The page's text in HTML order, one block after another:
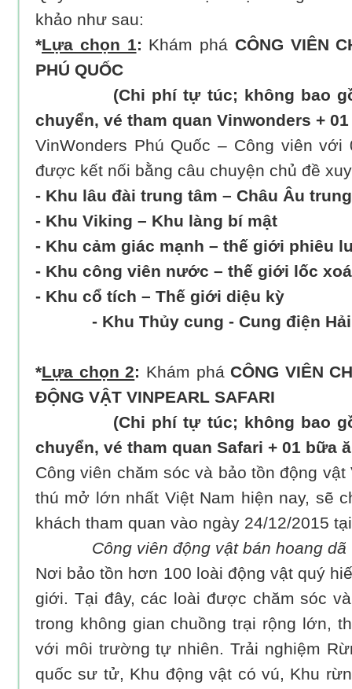
khảo như sau:
*Lựa chọn 1: Khám phá CÔNG VIÊN
PHÚ QUỐC
(Chi phí tự túc; không bao
chuyển, vé tham quan Vinwonders +
VinWonders Phú Quốc – Công viên
được kết nối bằng câu chuyện chủ đề
- Khu lâu đài trung tâm – Châu Âu
- Khu Viking – Khu làng bí mật
- Khu cảm giác mạnh – thế giới phiêu
- Khu công viên nước – thế giới lốc
- Khu cổ tích – Thế giới diệu kỳ
- Khu Thủy cung - Cung điện
*Lựa chọn 2: Khám phá CÔNG VIÊN
ĐỘNG VẬT VINPEARL SAFARI
(Chi phí tự túc; không bao
chuyển, vé tham quan Safari + 01 bữa
Công viên chăm sóc và bảo tồn động
thú mở lớn nhất Việt Nam hiện nay, sẽ
khách tham quan vào ngày 24/12/2015
Công viên động vật bán hoang dã
Nơi bảo tồn hơn 100 loài động vật quý
giới. Tại đây, các loài được chăm sóc
trong không gian chuồng trại rộng lớn,
với môi trường tự nhiên. Trải nghiệm
quốc sư tử, Khu động vật có vú, Khu